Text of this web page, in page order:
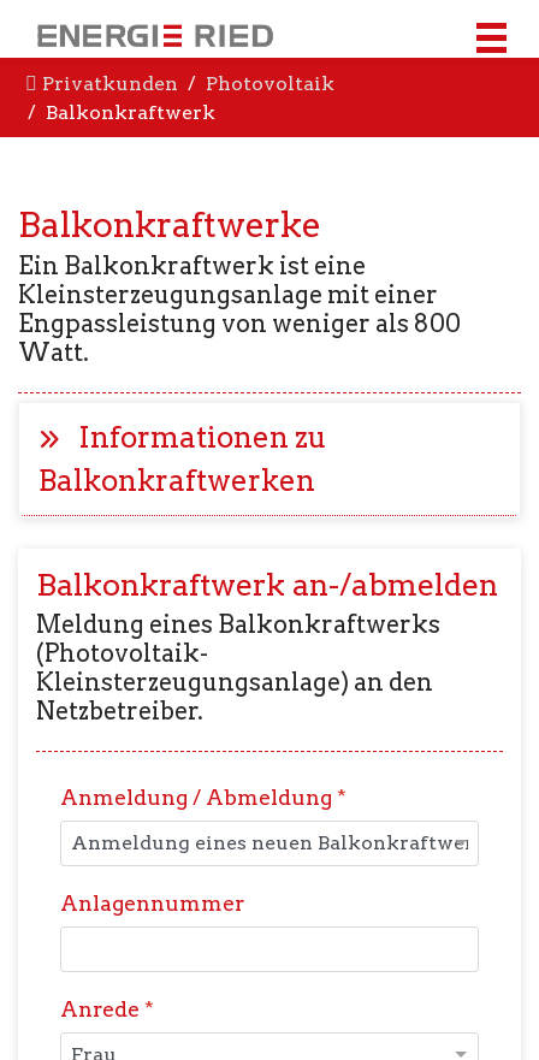
Privatkunden
Photovoltaik
Balkonkraftwerk
Balkonkraftwerke
Ein Balkonkraftwerk ist eine
Kleinsterzeugungsanlage mit einer
Engpassleistung von weniger als 800
Watt.
Informationen zu
Balkonkraftwerken
Balkonkraftwerk an-/abmelden
Meldung eines Balkonkraftwerks
(Photovoltaik-
Kleinsterzeugungsanlage) an den
Netzbetreiber.
Anmeldung / Abmeldung *
Anlagennummer
Anrede *